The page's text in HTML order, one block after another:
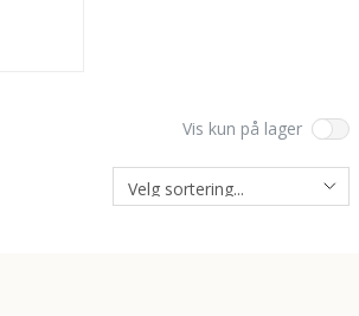
Vis kun på lager